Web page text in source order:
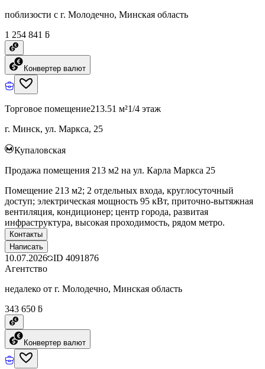
поблизости с г. Молодечно, Минская область
1 254 841 ƃ
Конвертер валют
Торговое помещение213.51 м²1/4 этаж
г. Минск, ул. Маркса, 25
Купаловская
Продажа помещения 213 м2 на ул. Карла Маркса 25
Помещение 213 м2; 2 отдельных входа, круглосуточный
доступ; электрическая мощность 95 кВт, приточно-вытяжная
вентиляция, кондиционер; центр города, развитая
инфраструктура, высокая проходимость, рядом метро.
Контакты
Написать
10.07.2026 ID 4091876
Агентство
недалеко от г. Молодечно, Минская область
343 650 ƃ
Конвертер валют